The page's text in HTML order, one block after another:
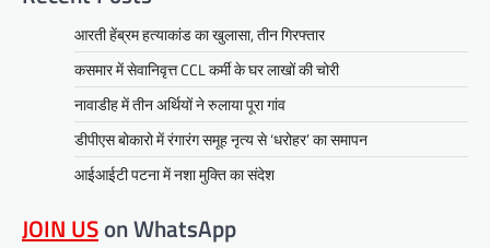
आरती हेंब्रम हत्याकांड का खुलासा, तीन गिरफ्तार
कसमार में सेवानिवृत्त CCL कर्मी के घर लाखों की चोरी
नावाडीह में तीन अर्थियों ने रुलाया पूरा गांव
डीपीएस बोकारो में रंगारंग समूह नृत्य से ‘धरोहर’ का समापन
आईआईटी पटना में नशा मुक्ति का संदेश
JOIN USon WhatsApp